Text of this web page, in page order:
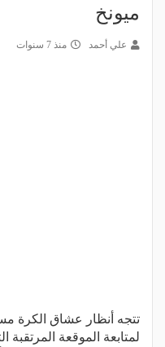
ميونخ
علي أحمد منذ 7 سنوات
تتجه أنظار عشاق الكرة
لمتابعة الموقعة المرتقبة